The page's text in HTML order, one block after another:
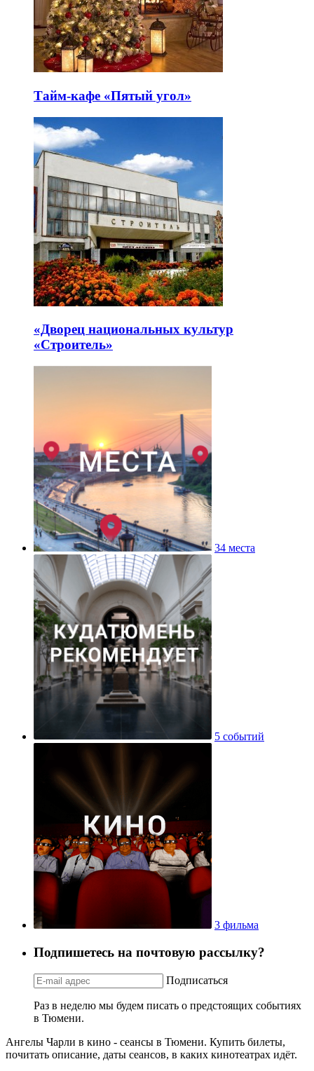
Тайм-кафе «Пятый угол»
«Дворец национальных культур
«Строитель»
34 места
5 событий
3 фильма
Подпишетесь на почтовую рассылку?
Подписаться
Раз в неделю мы будем писать о предстоящих событиях
в Тюмени.
Ангелы Чарли в кино - сеансы в Тюмени. Купить билеты,
почитать описание, даты сеансов, в каких кинотеатрах идёт.